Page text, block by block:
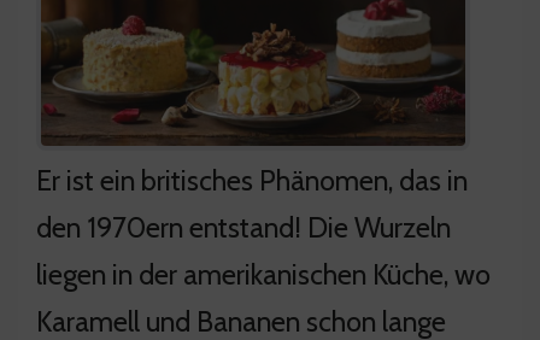
Er ist ein britisches Phänomen, das in
den 1970ern entstand! Die Wurzeln
liegen in der amerikanischen Küche, wo
Karamell und Bananen schon lange